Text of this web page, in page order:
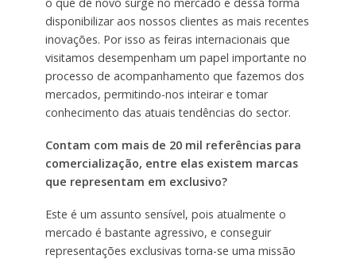
disponibilizar aos nossos clientes as mais recentes
inovações. Por isso as feiras internacionais que
visitamos desempenham um papel importante no
processo de acompanhamento que fazemos dos
mercados, permitindo-nos inteirar e tomar
conhecimento das atuais tendências do sector.
Contam com mais de 20 mil referências para
comercialização, entre elas existem marcas
que representam em exclusivo?
Este é um assunto sensível, pois atualmente o
mercado é bastante agressivo, e conseguir
representações exclusivas torna-se uma missão